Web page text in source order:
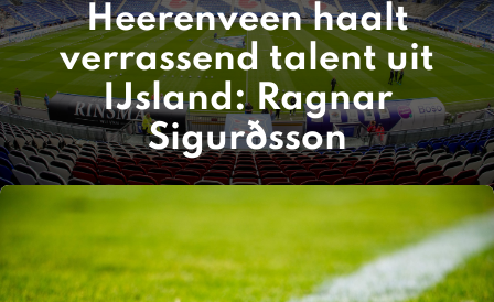
Heerenveen haalt
verrassend talent uit
IJsland: Ragnar
Sigurðsson